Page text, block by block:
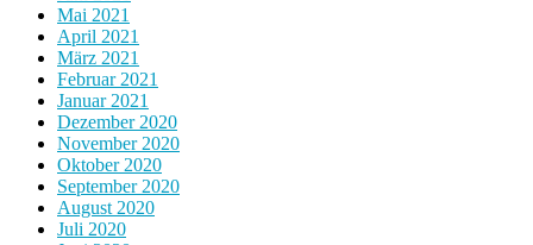
Mai 2021
April 2021
März 2021
Februar 2021
Januar 2021
Dezember 2020
November 2020
Oktober 2020
September 2020
August 2020
Juli 2020